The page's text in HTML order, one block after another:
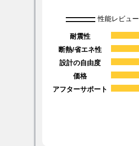
性能レビュー
耐震性
断熱/省エネ性
設計の自由度
価格
アフターサポート